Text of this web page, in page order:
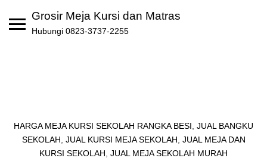
Grosir Meja Kursi dan Matras
Hubungi 0823-3737-2255
HARGA MEJA KURSI SEKOLAH RANGKA BESI JUAL BANGKU
SEKOLAH JUAL KURSI MEJA SEKOLAH JUAL MEJA DAN
KURSI SEKOLAH JUAL MEJA SEKOLAH MURAH